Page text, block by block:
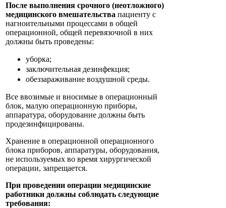
После выполнения срочного (неотложного)
медицинского вмешательства пациенту с
нагноительными процессами в общей
операционной, общей перевязочной в них
должны быть проведены:
уборка;
заключительная дезинфекция;
обеззараживание воздушной среды.
Все ввозимые и вносимые в операционный
блок, малую операционную приборы,
аппаратура, оборудование должны быть
продезинфицированы.
Хранение в операционной операционного
блока приборов, аппаратуры, оборудования,
не используемых во время хирургической
операции, запрещается.
При проведении операции медицинские
работники должны соблюдать следующие
требования: